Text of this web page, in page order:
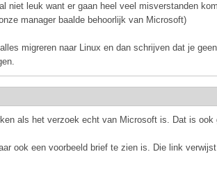
niet leuk want er gaan heel veel misverstanden
manager baalde behoorlijk van Microsoft)
migreren naar Linux en dan schrijven dat je
als het verzoek echt van Microsoft is. Dat is ook
ook een voorbeeld brief te zien is. Die link